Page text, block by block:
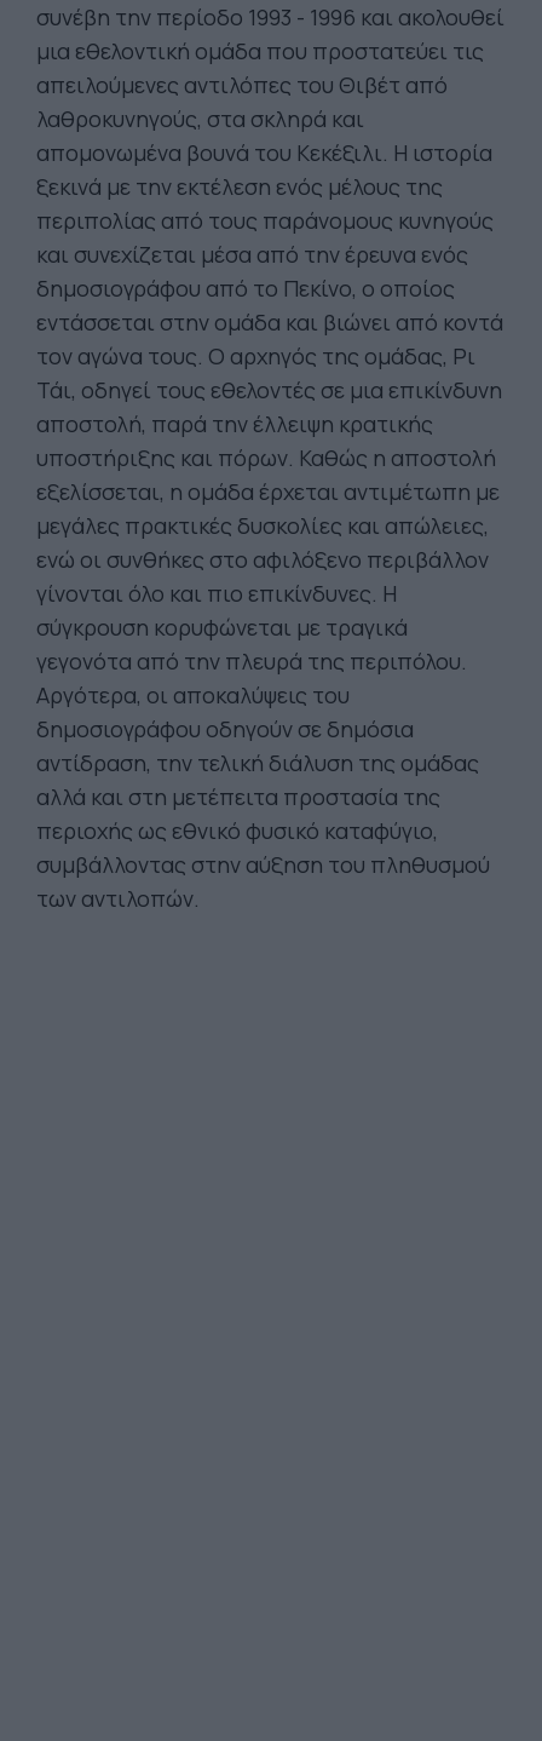
συνέβη την περίοδο 1993 - 1996 και ακολουθεί
μια εθελοντική ομάδα που προστατεύει τις
απειλούμενες αντιλόπες του Θιβέτ από
λαθροκυνηγούς, στα σκληρά και
απομονωμένα βουνά του Κεκέξιλι. Η ιστορία
ξεκινά με την εκτέλεση ενός μέλους της
περιπολίας από τους παράνομους κυνηγούς
και συνεχίζεται μέσα από την έρευνα ενός
δημοσιογράφου από το Πεκίνο, ο οποίος
εντάσσεται στην ομάδα και βιώνει από κοντά
τον αγώνα τους. Ο αρχηγός της ομάδας, Ρι
Τάι, οδηγεί τους εθελοντές σε μια επικίνδυνη
αποστολή, παρά την έλλειψη κρατικής
υποστήριξης και πόρων. Καθώς η αποστολή
εξελίσσεται, η ομάδα έρχεται αντιμέτωπη με
μεγάλες πρακτικές δυσκολίες και απώλειες,
ενώ οι συνθήκες στο αφιλόξενο περιβάλλον
γίνονται όλο και πιο επικίνδυνες. Η
σύγκρουση κορυφώνεται με τραγικά
γεγονότα από την πλευρά της περιπόλου.
Αργότερα, οι αποκαλύψεις του
δημοσιογράφου οδηγούν σε δημόσια
αντίδραση, την τελική διάλυση της ομάδας
αλλά και στη μετέπειτα προστασία της
περιοχής ως εθνικό φυσικό καταφύγιο,
συμβάλλοντας στην αύξηση του πληθυσμού
των αντιλοπών.